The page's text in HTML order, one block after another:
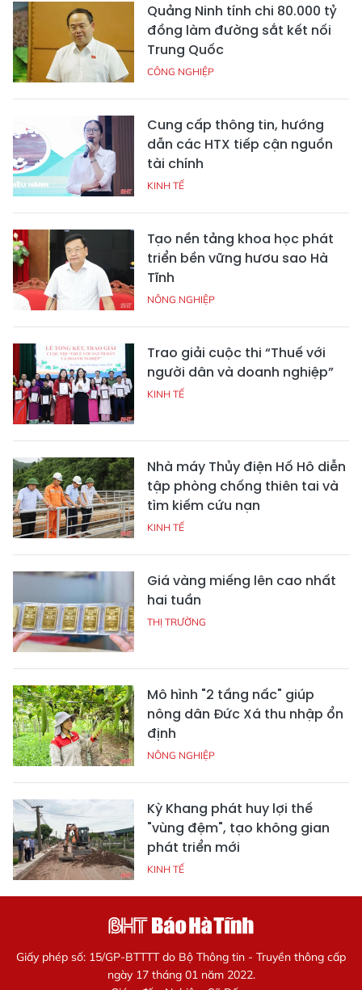
Quảng Ninh tính chi 80.000 tỷ
đồng làm đường sắt kết nối
Trung Quốc
CÔNG NGHIỆP
Cung cấp thông tin, hướng
dẫn các HTX tiếp cận nguồn
tài chính
KINH TẾ
Tạo nền tảng khoa học phát
triển bền vững hươu sao Hà
Tĩnh
NÔNG NGHIỆP
Trao giải cuộc thi “Thuế với
người dân và doanh nghiệp”
KINH TẾ
Nhà máy Thủy điện Hố Hô diễn
tập phòng chống thiên tai và
tìm kiếm cứu nạn
KINH TẾ
Giá vàng miếng lên cao nhất
hai tuần
THỊ TRƯỜNG
Mô hình "2 tầng nấc" giúp
nông dân Đức Xá thu nhập ổn
định
NÔNG NGHIỆP
Kỳ Khang phát huy lợi thế
"vùng đệm", tạo không gian
phát triển mới
KINH TẾ
Giấy phép số: 15/GP-BTTTT do Bộ Thông tin - Truyền thông cấp
ngày 17 tháng 01 năm 2022.